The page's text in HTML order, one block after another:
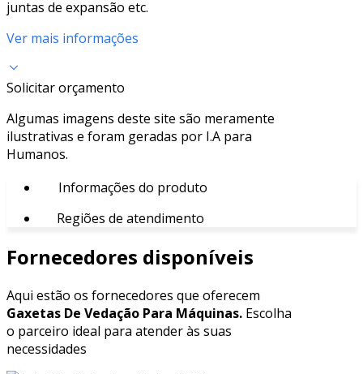
juntas de expansão etc.
Ver mais informações
Solicitar orçamento
Algumas imagens deste site são meramente
ilustrativas e foram geradas por I.A para
Humanos.
Informações do produto
Regiões de atendimento
Fornecedores disponíveis
Aqui estão os fornecedores que oferecem
Gaxetas De Vedação Para Máquinas. Escolha
o parceiro ideal para atender às suas
necessidades